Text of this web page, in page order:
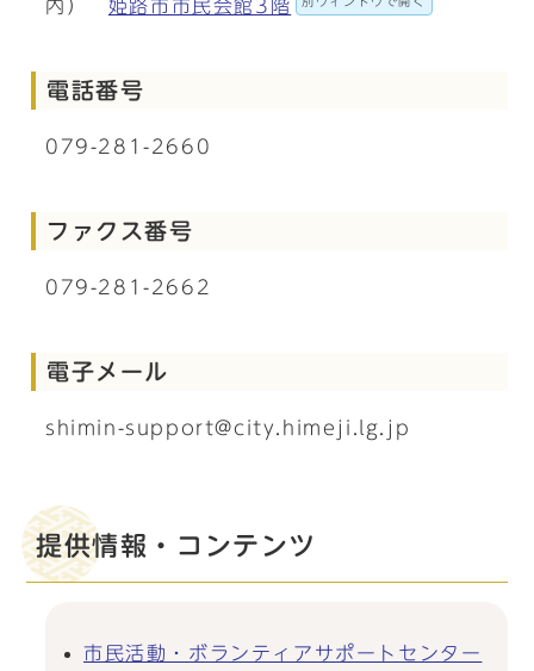
内） 姫路市市民会館3階
電話番号
079-281-2660
ファクス番号
079-281-2662
電子メール
shimin-support@city.himeji.lg.jp
提供情報・コンテンツ
市民活動・ボランティアサポートセンター